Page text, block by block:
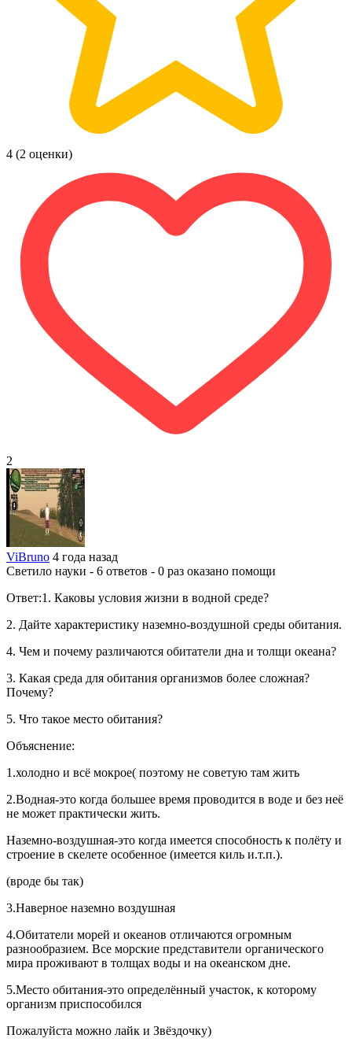
4 (2 оценки)
2
ViBruno 4 года назад
Светило науки - 6 ответов - 0 раз оказано помощи
Ответ:1. Каковы условия жизни в водной среде?
2. Дайте характеристику наземно-воздушной среды обитания.
4. Чем и почему различаются обитатели дна и толщи океана?
3. Какая среда для обитания организмов более сложная?
Почему?
5. Что такое место обитания?​
Объяснение:
1.холодно и всё мокрое( поэтому не советую там жить
2.Водная-это когда большее время проводится в воде и без неё
не может практически жить.
Наземно-воздушная-это когда имеется способность к полёту и
строение в скелете особенное (имеется киль и.т.п.).
(вроде бы так)
3.Наверное наземно воздушная
4.Обитатели морей и океанов отличаются огромным
разнообразием. Все морские представители органического
мира проживают в толщах воды и на океанском дне.
5.Место обитания-это определённый участок, к которому
организм приспособился
Пожалуйста можно лайк и Звёздочку)